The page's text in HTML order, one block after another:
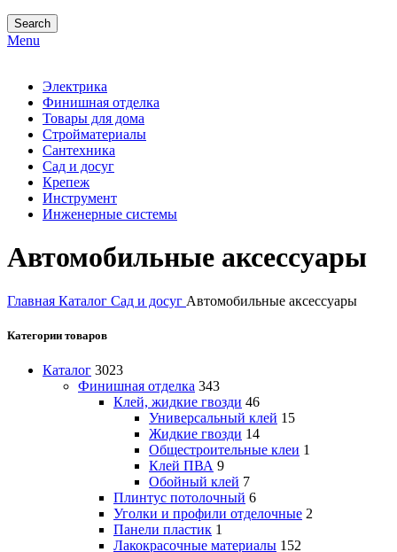
Search
Menu
Электрика
Финишная отделка
Товары для дома
Стройматериалы
Сантехника
Сад и досуг
Крепеж
Инструмент
Инженерные системы
Автомобильные аксессуары
Главная Каталог Сад и досуг Автомобильные аксессуары
Категории товаров
Каталог 3023
Финишная отделка 343
Клей, жидкие гвозди 46
Универсальный клей 15
Жидкие гвозди 14
Общестроительные клеи 1
Клей ПВА 9
Обойный клей 7
Плинтус потолочный 6
Уголки и профили отделочные 2
Панели пластик 1
Лакокрасочные материалы 152